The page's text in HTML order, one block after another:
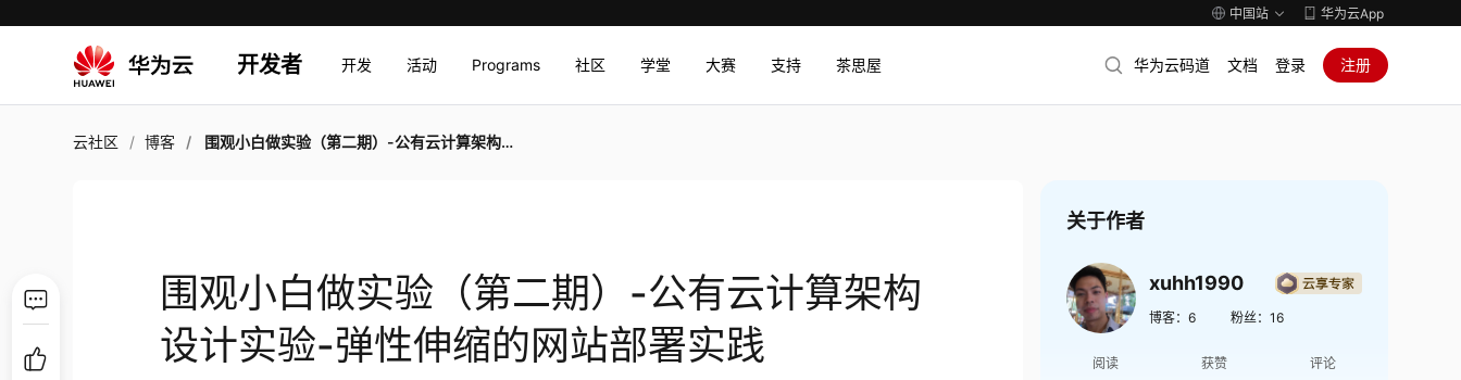
中国站 华为云App
开发者 开发 活动 Programs 社区 学堂 大赛 支持 茶思屋 华为云码道 文档 登录 注册
云社区 博客 围观小白做实验（第二期）-公有云计算架构设计实验-弹性伸缩的网站部署实践
围观小白做实验（第二期）-公有云计算架构
设计实验-弹性伸缩的网站部署实践
关于作者
xuhh1990
博客： 6 粉丝： 16
阅读 获赞 评论